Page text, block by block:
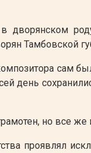
дворянском
Тамбовской
сам
день
но все
проявлял